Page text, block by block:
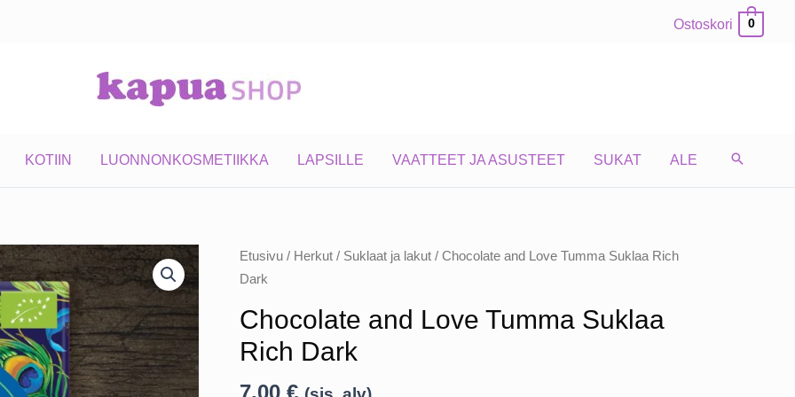
Ostoskori 0
KOTIIN LUONNONKOSMETIIKKA LAPSILLE VAATTEET JA ASUSTEET SUKAT ALE
Etusivu/ Herkut/ Suklaat ja lakut/ Chocolate and Love Tumma Suklaa Rich
Dark
Chocolate and Love Tumma Suklaa
Rich Dark
7,00 €